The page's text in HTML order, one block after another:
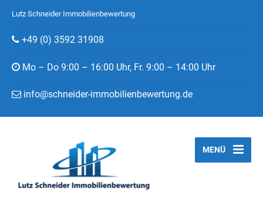
Lutz Schneider Immobilienbewertung
+49 (0) 3592 31908
Mo – Do 9:00 – 16:00 Uhr, Fr. 9:00 – 14:00 Uhr
info@schneider-immobilienbewertung.de
MENÜ